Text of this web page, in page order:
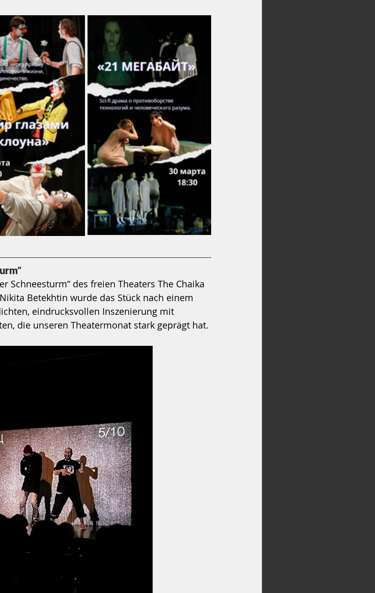
Schneesturm“ des freien Theaters The Chaika
Betekhtin wurde das Stück nach einem
eindrucksvollen Inszenierung mit
die unseren Theatermonat stark geprägt hat.